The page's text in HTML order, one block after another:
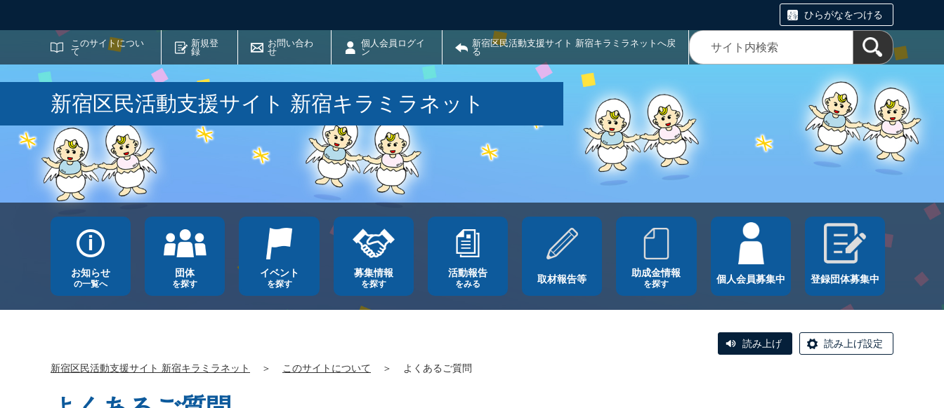
ひらがなをつける
このサイトについ
て
新規登
録
お問い合わ
せ
個人会員ログイ
ン
新宿区民活動支援サイト 新宿キラミラネットへ戻
る
サイト内検索
新宿区民活動支援サイト 新宿キラミラネット
お知らせ
の一覧へ
団体
を探す
イベント
を探す
募集情報
を探す
活動報告
をみる 取材報告等
助成金情報
を探す 個人会員募集中 登録団体募集中
読み上げ 読み上げ設定
新宿区民活動支援サイト 新宿キラミラネット ＞ このサイトについて ＞ よくあるご質問